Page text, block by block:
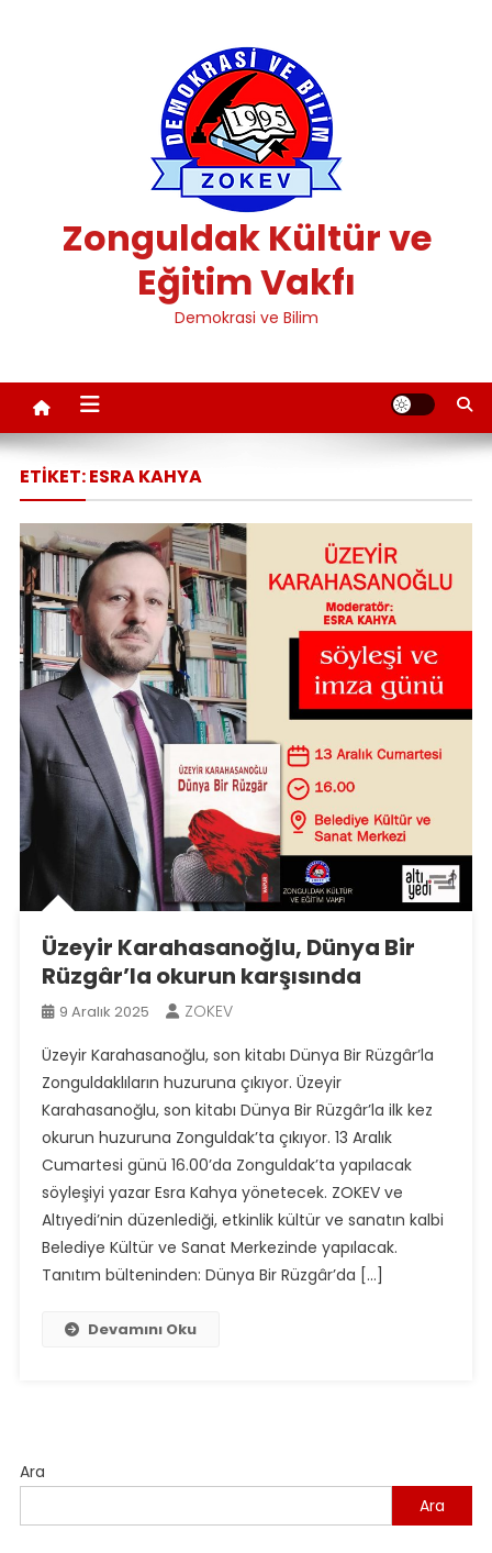
Zonguldak Kültür ve
Eğitim Vakfı
Demokrasi ve Bilim
ETIKET:ESRA KAHYA
Üzeyir Karahasanoğlu, Dünya Bir
Rüzgâr’la okurun karşısında
9 Aralık 2025
ZOKEV
Üzeyir Karahasanoğlu, son kitabı Dünya Bir Rüzgâr’la
Zonguldaklıların huzuruna çıkıyor. Üzeyir
Karahasanoğlu, son kitabı Dünya Bir Rüzgâr’la ilk kez
okurun huzuruna Zonguldak’ta çıkıyor. 13 Aralık
Cumartesi günü 16.00’da Zonguldak’ta yapılacak
söyleşiyi yazar Esra Kahya yönetecek. ZOKEV ve
Altıyedi’nin düzenlediği, etkinlik kültür ve sanatın kalbi
Belediye Kültür ve Sanat Merkezinde yapılacak.
Tanıtım bülteninden: Dünya Bir Rüzgâr’da […]
Devamını Oku
Ara
Ara